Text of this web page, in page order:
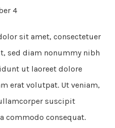
4
sit amet, consectetuer
sed diam nonummy nibh
ut laoreet dolore
erat volutpat. Ut veniam,
suscipit
commodo consequat.